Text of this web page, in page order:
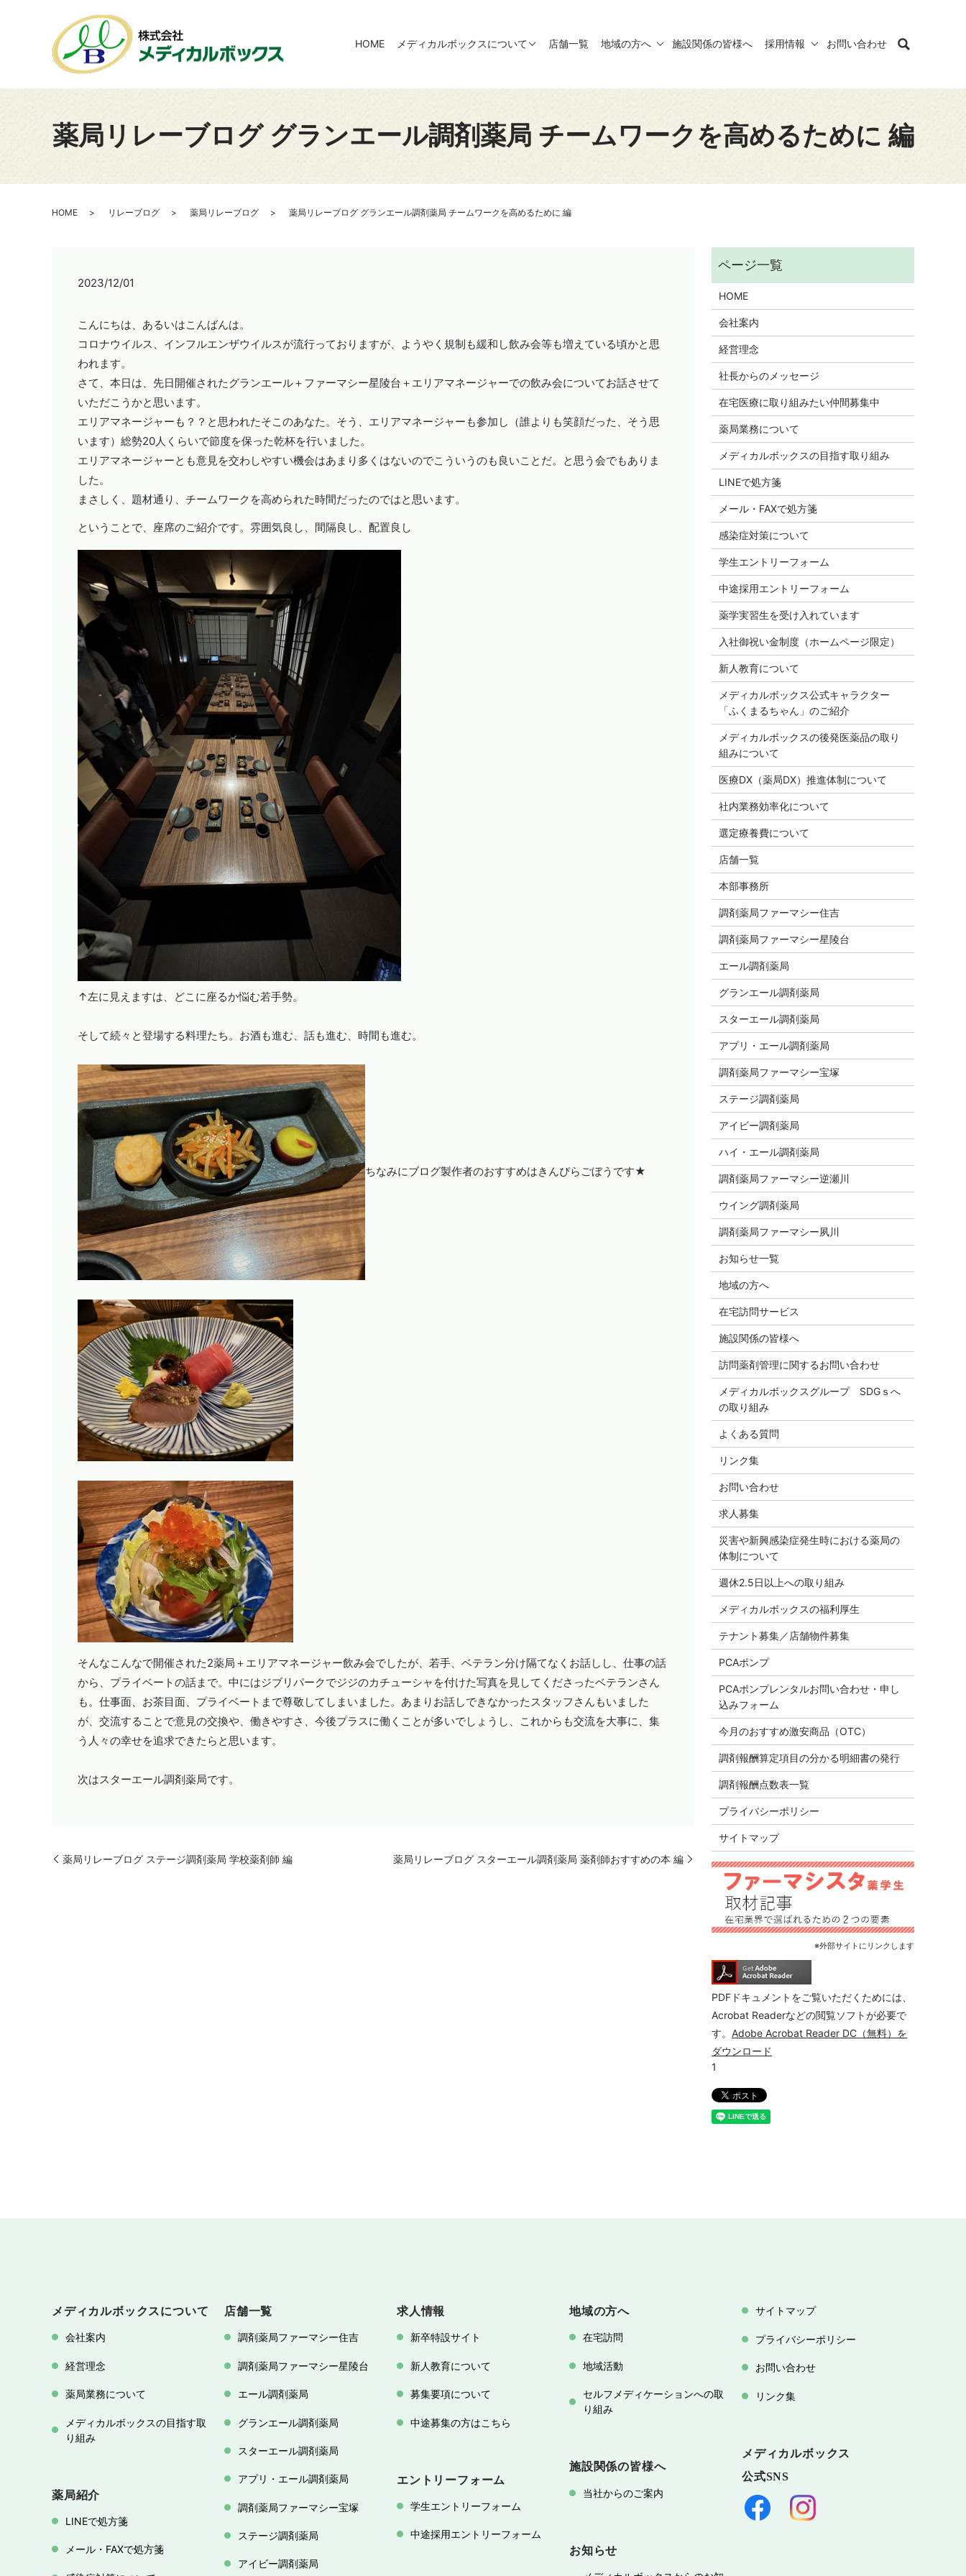
HOME メディカルボックスについて 店舗一覧 地域の方へ 施設関係の皆様へ 採用情報 お問い合わせ
薬局リレーブログ グランエール調剤薬局 チームワークを高めるために 編
HOME リレーブログ 薬局リレーブログ 薬局リレーブログ グランエール調剤薬局 チームワークを高めるために 編
2023/12/01
こんにちは、あるいはこんばんは。
コロナウイルス、インフルエンザウイルスが流行っておりますが、ようやく規制も緩和し飲み会等も増えている頃かと思
われます。
さて、本日は、先日開催されたグランエール＋ファーマシー星陵台＋エリアマネージャーでの飲み会についてお話させて
いただこうかと思います。
エリアマネージャーも？？と思われたそこのあなた。そう、エリアマネージャーも参加し（誰よりも笑顔だった、そう思
います）総勢20人くらいで節度を保った乾杯を行いました。
エリアマネージャーとも意見を交わしやすい機会はあまり多くはないのでこういうのも良いことだ。と思う会でもありま
した。
まさしく、題材通り、チームワークを高められた時間だったのではと思います。
ということで、座席のご紹介です。雰囲気良し、間隔良し、配置良し
↑左に見えますは、どこに座るか悩む若手勢。
そして続々と登場する料理たち。お酒も進む、話も進む、時間も進む。
ちなみにブログ製作者のおすすめはきんぴらごぼうです★
そんなこんなで開催された2薬局＋エリアマネージャー飲み会でしたが、若手、ベテラン分け隔てなくお話しし、仕事の話
から、プライベートの話まで。中にはジブリパークでジジのカチューシャを付けた写真を見してくださったベテランさん
も。仕事面、お茶目面、プライベートまで尊敬してしまいました。あまりお話しできなかったスタッフさんもいました
が、交流することで意見の交換や、働きやすさ、今後プラスに働くことが多いでしょうし、これからも交流を大事に、集
う人々の幸せを追求できたらと思います。
次はスターエール調剤薬局です。
薬局リレーブログ ステージ調剤薬局 学校薬剤師 編 薬局リレーブログ スターエール調剤薬局 薬剤師おすすめの本 編
HOME
会社案内
経営理念
社長からのメッセージ
在宅医療に取り組みたい仲間募集中
薬局業務について
メディカルボックスの目指す取り組み
LINEで処方箋
メール・FAXで処方箋
感染症対策について
学生エントリーフォーム
中途採用エントリーフォーム
薬学実習生を受け入れています
入社御祝い金制度（ホームページ限定）
新人教育について
メディカルボックス公式キャラクター
「ふくまるちゃん」のご紹介
メディカルボックスの後発医薬品の取り
組みについて
医療DX（薬局DX）推進体制について
社内業務効率化について
選定療養費について
店舗一覧
本部事務所
調剤薬局ファーマシー住吉
調剤薬局ファーマシー星陵台
エール調剤薬局
グランエール調剤薬局
スターエール調剤薬局
アプリ・エール調剤薬局
調剤薬局ファーマシー宝塚
ステージ調剤薬局
アイビー調剤薬局
ハイ・エール調剤薬局
調剤薬局ファーマシー逆瀬川
ウイング調剤薬局
調剤薬局ファーマシー夙川
お知らせ一覧
地域の方へ
在宅訪問サービス
施設関係の皆様へ
訪問薬剤管理に関するお問い合わせ
メディカルボックスグループ SDGｓへ
の取り組み
よくある質問
リンク集
お問い合わせ
求人募集
災害や新興感染症発生時における薬局の
体制について
週休2.5日以上への取り組み
メディカルボックスの福利厚生
テナント募集／店舗物件募集
PCAポンプ
PCAポンプレンタルお問い合わせ・申し
込みフォーム
今月のおすすめ激安商品（OTC）
調剤報酬算定項目の分かる明細書の発行
調剤報酬点数表一覧
プライバシーポリシー
サイトマップ
※外部サイトにリンクします
PDFドキュメントをご覧いただくためには、
Acrobat Readerなどの閲覧ソフトが必要で
す。 Adobe Acrobat Reader DC（無料）を
ダウンロード
メディカルボックスについて
会社案内
経営理念
薬局業務について
メディカルボックスの目指す取
り組み
薬局紹介
LINEで処方箋
メール・FAXで処方箋
店舗一覧
調剤薬局ファーマシー住吉
調剤薬局ファーマシー星陵台
エール調剤薬局
グランエール調剤薬局
スターエール調剤薬局
アプリ・エール調剤薬局
調剤薬局ファーマシー宝塚
ステージ調剤薬局
アイビー調剤薬局
求人情報
新卒特設サイト
新人教育について
募集要項について
中途募集の方はこちら
エントリーフォーム
学生エントリーフォーム
中途採用エントリーフォーム
地域の方へ
在宅訪問
地域活動
セルフメディケーションへの取
り組み
施設関係の皆様へ
当社からのご案内
お知らせ
サイトマップ
プライバシーポリシー
お問い合わせ
リンク集
メディカルボックス
公式SNS